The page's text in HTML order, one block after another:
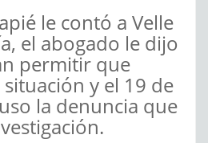
le contó a Velle
el abogado le dijo
permitir que
y el 19 de
la denuncia que